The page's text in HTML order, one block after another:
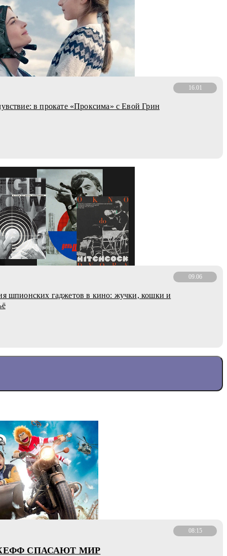
16.01
в прокате «Проксима» с Евой Грин
09.06
шпионских гаджетов в кино: жучки, кошки и
08:15
СПАСАЮТ МИР